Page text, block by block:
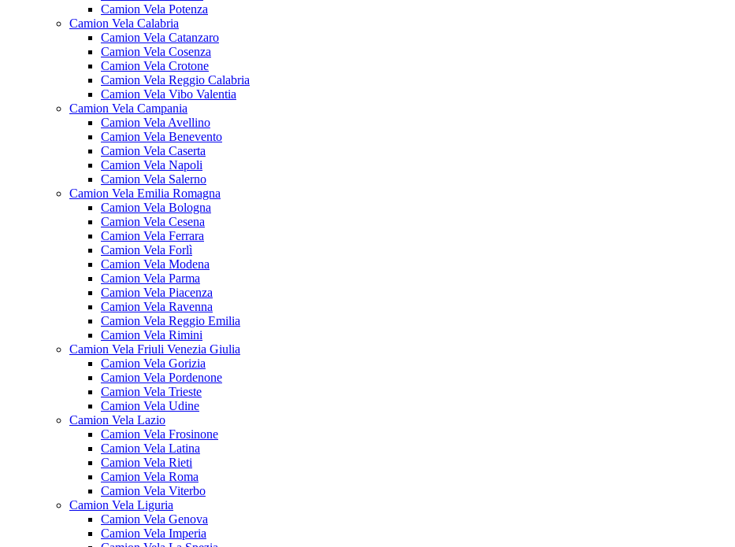
Camion Vela Potenza
Camion Vela Calabria
Camion Vela Catanzaro
Camion Vela Cosenza
Camion Vela Crotone
Camion Vela Reggio Calabria
Camion Vela Vibo Valentia
Camion Vela Campania
Camion Vela Avellino
Camion Vela Benevento
Camion Vela Caserta
Camion Vela Napoli
Camion Vela Salerno
Camion Vela Emilia Romagna
Camion Vela Bologna
Camion Vela Cesena
Camion Vela Ferrara
Camion Vela Forlì
Camion Vela Modena
Camion Vela Parma
Camion Vela Piacenza
Camion Vela Ravenna
Camion Vela Reggio Emilia
Camion Vela Rimini
Camion Vela Friuli Venezia Giulia
Camion Vela Gorizia
Camion Vela Pordenone
Camion Vela Trieste
Camion Vela Udine
Camion Vela Lazio
Camion Vela Frosinone
Camion Vela Latina
Camion Vela Rieti
Camion Vela Roma
Camion Vela Viterbo
Camion Vela Liguria
Camion Vela Genova
Camion Vela Imperia